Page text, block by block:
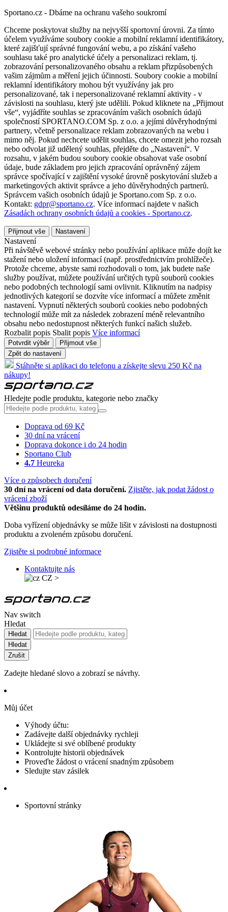
Sportano.cz - Dbáme na ochranu vašeho soukromí
Chceme poskytovat služby na nejvyšší sportovní úrovni. Za tímto
účelem využíváme soubory cookie a mobilní reklamní identifikátory,
které zajišťují správné fungování webu, a po získání vašeho
souhlasu také pro analytické účely a personalizaci reklam, tj.
zobrazování personalizovaného obsahu a reklam přizpůsobených
vašim zájmům a měření jejich účinnosti. Soubory cookie a mobilní
reklamní identifikátory mohou být využívány jak pro
personalizované, tak i nepersonalizované reklamní aktivity - v
závislosti na souhlasu, který jste udělili. Pokud kliknete na „Přijmout
vše“, vyjádříte souhlas se zpracováním vašich osobních údajů
společností SPORTANO.COM Sp. z o.o. a jejími důvěryhodnými
partnery, včetně personalizace reklam zobrazovaných na webu i
mimo něj. Pokud nechcete udělit souhlas, chcete omezit jeho rozsah
nebo odvolat již udělený souhlas, přejděte do „Nastavení“. V
rozsahu, v jakém budou soubory cookie obsahovat vaše osobní
údaje, bude základem pro jejich zpracování oprávněný zájem
správce spočívající v zajištění vysoké úrovně poskytování služeb a
marketingových aktivit správce a jeho důvěryhodných partnerů.
Správcem vašich osobních údajů je Sportano.com Sp. z o.o.
Kontakt: gdpr@sportano.cz. Více informací najdete v našich
Zásadách ochrany osobních údajů a cookies - Sportano.cz.
Přijmout vše Nastavení
Nastavení
Při návštěvě webové stránky nebo používání aplikace může dojít ke
stažení nebo uložení informací (např. prostřednictvím prohlížeče).
Protože chceme, abyste sami rozhodovali o tom, jak budete naše
služby používat, můžete používání určitých typů souborů cookies
nebo podobných technologií sami ovlivnit. Kliknutím na nadpisy
jednotlivých kategorií se dozvíte více informací a můžete změnit
nastavení. Vypnutí některých souborů cookies nebo podobných
technologií může mít za následek zobrazení méně relevantního
obsahu nebo nedostupnost některých funkcí našich služeb.
Rozbalit popis Sbalit popis Více informací
Potvrdit výběr
Přijmout vše
Zpět do nastavení
Stáhněte si aplikaci do telefonu a získejte slevu 250 Kč na
nákupy!
Hledejte podle produktu, kategorie nebo značky
Doprava od 69 Kč
30 dní na vrácení
Doprava dokonce i do 24 hodin
Sportano Club
4.7 Heureka
Více o způsobech doručení
30 dní na vrácení od data doručení. Zjistěte, jak podat žádost o
vrácení zboží
Většinu produktů odesíláme do 24 hodin.
Doba vyřízení objednávky se může lišit v závislosti na dostupnosti
produktu a zvoleném způsobu doručení.
Zjistěte si podrobné informace
Kontaktujte nás
CZ >
Nav switch
Hledat
Hledat
Hledat
Zrušit
Zadejte hledané slovo a zobrazí se návrhy.
Můj účet
Výhody účtu:
Zadávejte další objednávky rychleji
Ukládejte si své oblíbené produkty
Kontrolujte historii objednávek
Proveďte žádost o vrácení snadným způsobem
Sledujte stav zásilek
Sportovní stránky